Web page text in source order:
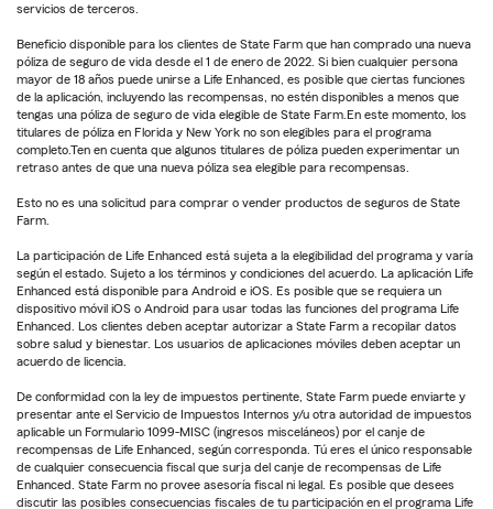
servicios de terceros.
Beneficio disponible para los clientes de State Farm que han comprado una nueva
póliza de seguro de vida desde el 1 de enero de 2022. Si bien cualquier persona
mayor de 18 años puede unirse a Life Enhanced, es posible que ciertas funciones
de la aplicación, incluyendo las recompensas, no estén disponibles a menos que
tengas una póliza de seguro de vida elegible de State Farm.En este momento, los
titulares de póliza en Florida y New York no son elegibles para el programa
completo.Ten en cuenta que algunos titulares de póliza pueden experimentar un
retraso antes de que una nueva póliza sea elegible para recompensas.
Esto no es una solicitud para comprar o vender productos de seguros de State
Farm.
La participación de Life Enhanced está sujeta a la elegibilidad del programa y varía
según el estado. Sujeto a los términos y condiciones del acuerdo. La aplicación Life
Enhanced está disponible para Android e iOS. Es posible que se requiera un
dispositivo móvil iOS o Android para usar todas las funciones del programa Life
Enhanced. Los clientes deben aceptar autorizar a State Farm a recopilar datos
sobre salud y bienestar. Los usuarios de aplicaciones móviles deben aceptar un
acuerdo de licencia.
De conformidad con la ley de impuestos pertinente, State Farm puede enviarte y
presentar ante el Servicio de Impuestos Internos y/u otra autoridad de impuestos
aplicable un Formulario 1099-MISC (ingresos misceláneos) por el canje de
recompensas de Life Enhanced, según corresponda. Tú eres el único responsable
de cualquier consecuencia fiscal que surja del canje de recompensas de Life
Enhanced. State Farm no provee asesoría fiscal ni legal. Es posible que desees
discutir las posibles consecuencias fiscales de tu participación en el programa Life